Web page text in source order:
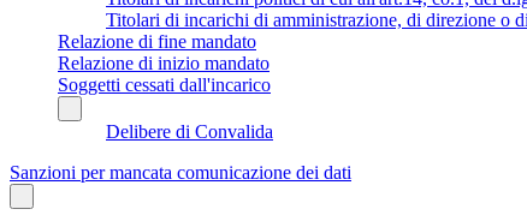
Titolari di incarichi di amministrazione, di direzione o
Relazione di fine mandato
Relazione di inizio mandato
Soggetti cessati dall'incarico
Delibere di Convalida
Sanzioni per mancata comunicazione dei dati